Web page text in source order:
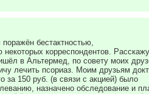
бестактностью,
некоторых корреспондентов. Расскажу
в Альтермед, по совету моих
лечить псориаз. Моим друзьям
за 150 руб. (в связи с акцией) было
назначено обследование и